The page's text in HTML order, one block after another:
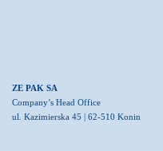
ZE PAK SA
Company’s Head Office
ul. Kazimierska 45 | 62-510 Konin